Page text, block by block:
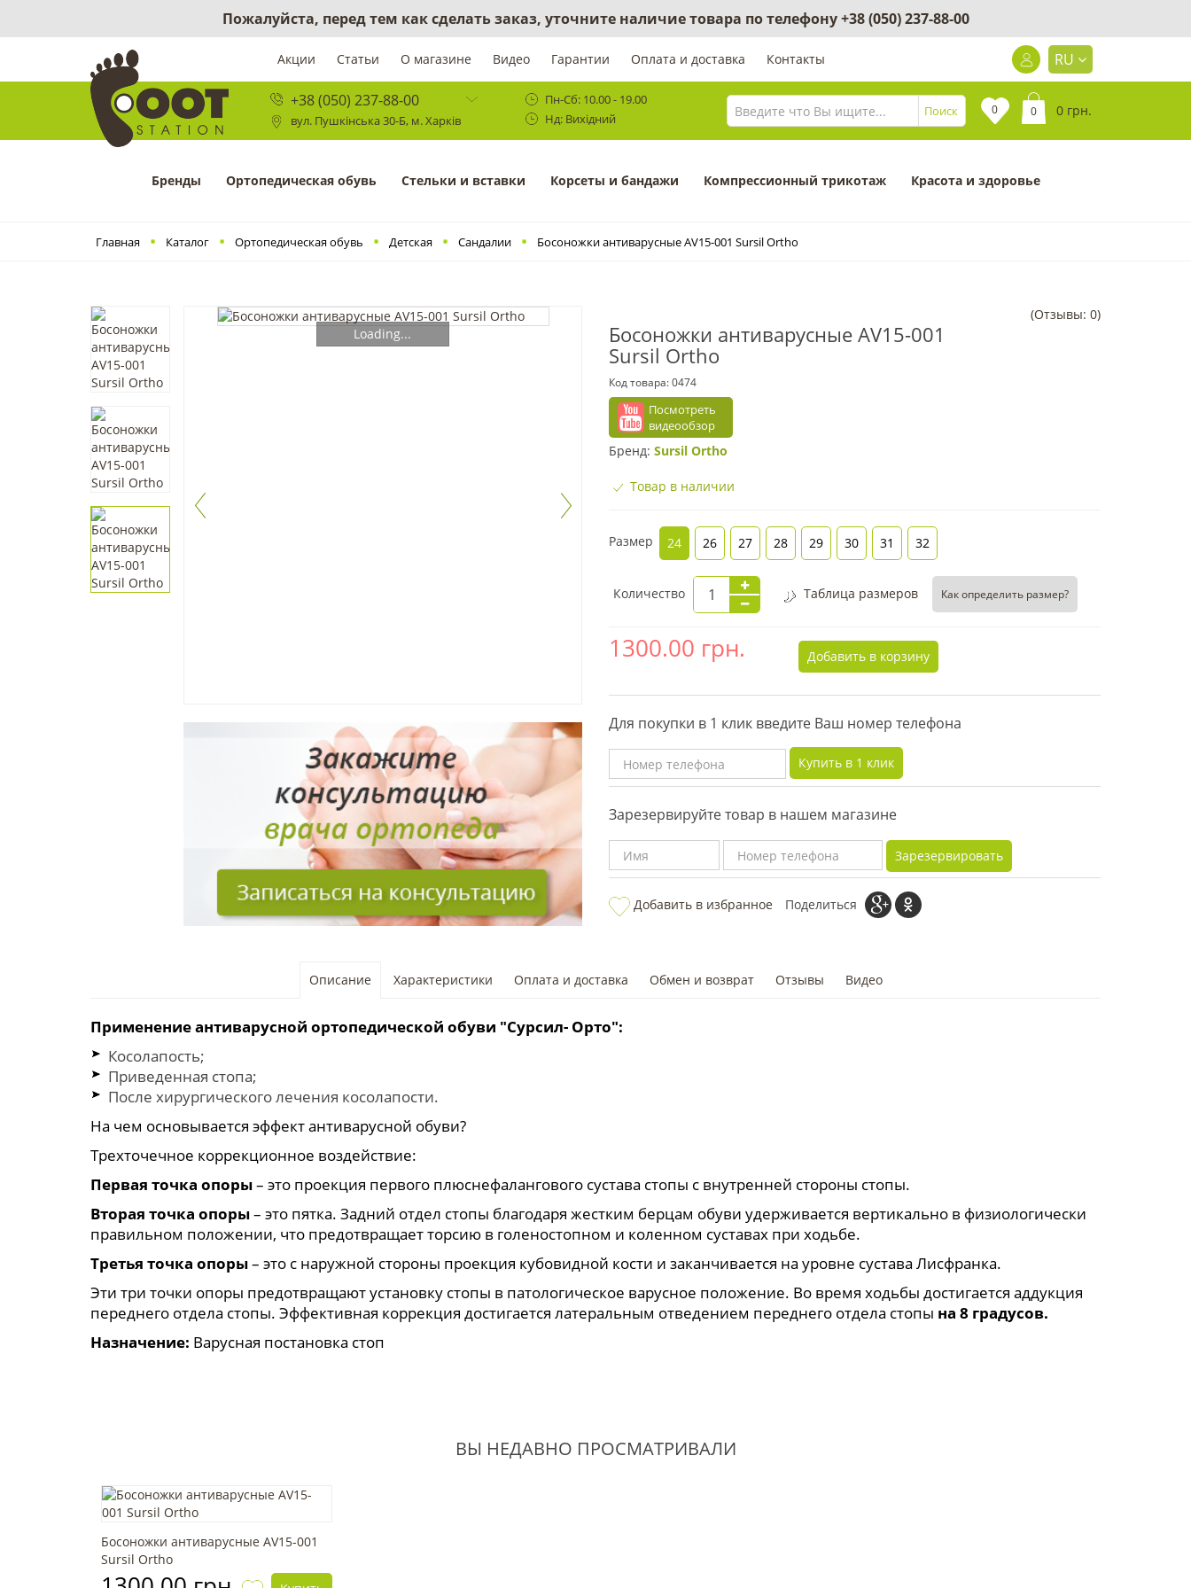
Пожалуйста, перед тем как сделать заказ, уточните наличие товара по телефону+38 (050) 237-88-00
Акции Статьи О магазине Видео Гарантии Оплата и доставка Контакты RU
+38 (050) 237-88-00
вул. Пушкінська 30-Б, м. Харків
Пн-Сб: 10.00 - 19.00
Нд: Вихідний
Поиск 0 0 0 грн.
Бренды Ортопедическая обувь Cтельки и вставки Корсеты и бандажи Компрессионный трикотаж Красота и здоровье
Главная Каталог Ортопедическая обувь Детская Сандалии Босоножки антиварусные AV15-001 Sursil Ortho
Loading...
Босоножки антиварусные AV15-001
Sursil Ortho
Код товара:0474
Посмотреть
видеообзор
(Отзывы: 0)
Бренд: Sursil Ortho
Товар в наличии
Размер 24 26 27 28 29 30 31 32
Количество Таблица размеров Как определить размер?
1300.00 грн. Добавить в корзину
Для покупки в 1 клик введите Ваш номер телефона
Купить в 1 клик
Зарезервируйте товар в нашем магазине
Зарезервировать
Добавить в избранное Поделиться
Описание Характеристики Оплата и доставка Обмен и возврат Отзывы Видео
Применение антиварусной ортопедической обуви "Сурсил- Орто":
Косолапость;
Приведенная стопа;
После хирургического лечения косолапости.
На чем основывается эффект антиварусной обуви?
Трехточечное коррекционное воздействие:
Первая точка опоры– это проекция первого плюснефалангового сустава стопы с внутренней стороны стопы.
Вторая точка опоры– это пятка. Задний отдел стопы благодаря жестким берцам обуви удерживается вертикально в физиологически
правильном положении, что предотвращает торсию в голеностопном и коленном суставах при ходьбе.
Третья точка опоры– это с наружной стороны проекция кубовидной кости и заканчивается на уровне сустава Лисфранка.
Эти три точки опоры предотвращают установку стопы в патологическое варусное положение. Во время ходьбы достигается аддукция
переднего отдела стопы. Эффективная коррекция достигается латеральным отведением переднего отдела стопы на 8 градусов.
Назначение: Варусная постановка стоп
ВЫ НЕДАВНО ПРОСМАТРИВАЛИ
Босоножки антиварусные AV15-001
Sursil Ortho